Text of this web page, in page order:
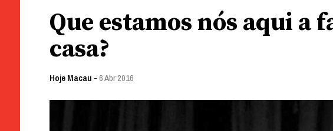
Que estamos nós aqui a
casa?
Hoje Macau -6 Abr 2016